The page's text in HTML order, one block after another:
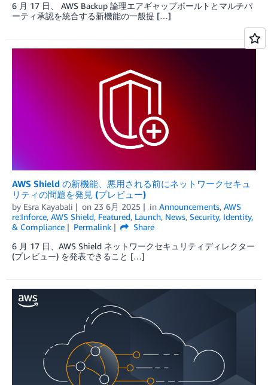
6 月 17 日、 AWS Backup 論理エアギャップボールトとマルチパ
ーティ承認を統合する新機能の一般提 […]
AWS Shield の新機能、悪用される前にネットワークセキュ
リティの問題を発見 (プレビュー)
by Esra Kayabali on 23 6月 2025 in Announcements, AWS
re:Inforce, AWS Shield, Featured, Launch, News, Security, Identity,
& Compliance
Permalink
Share
6 月 17 日、AWS Shield ネットワークセキュリティディレクター
(プレビュー) を発表できること […]